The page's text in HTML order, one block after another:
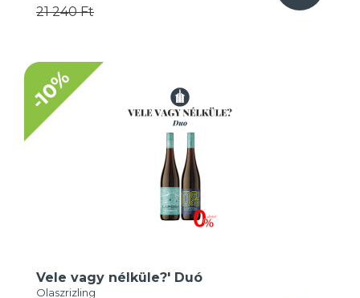
21 240 Ft
-10%
Vele vagy nélküle?' Duó
Olaszrizling